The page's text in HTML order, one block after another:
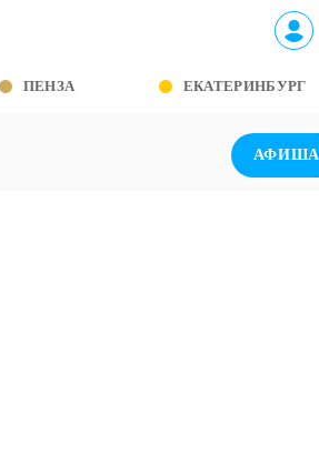
ПЕНЗА ЕКАТЕРИНБУРГ
АФИША